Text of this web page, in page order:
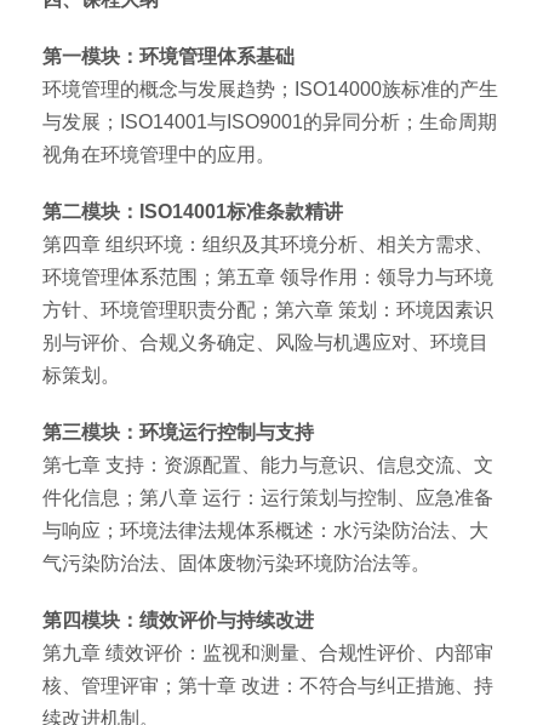
第一模块：环境管理体系基础
环境管理的概念与发展趋势；ISO14000族标准的产生
与发展；ISO14001与ISO9001的异同分析；生命周期
视角在环境管理中的应用。
第二模块：ISO14001标准条款精讲
第四章 组织环境：组织及其环境分析、相关方需求、
环境管理体系范围；第五章 领导作用：领导力与环境
方针、环境管理职责分配；第六章 策划：环境因素识
别与评价、合规义务确定、风险与机遇应对、环境目
标策划。
第三模块：环境运行控制与支持
第七章 支持：资源配置、能力与意识、信息交流、文
件化信息；第八章 运行：运行策划与控制、应急准备
与响应；环境法律法规体系概述：水污染防治法、大
气污染防治法、固体废物污染环境防治法等。
第四模块：绩效评价与持续改进
第九章 绩效评价：监视和测量、合规性评价、内部审
核、管理评审；第十章 改进：不符合与纠正措施、持
续改进机制。